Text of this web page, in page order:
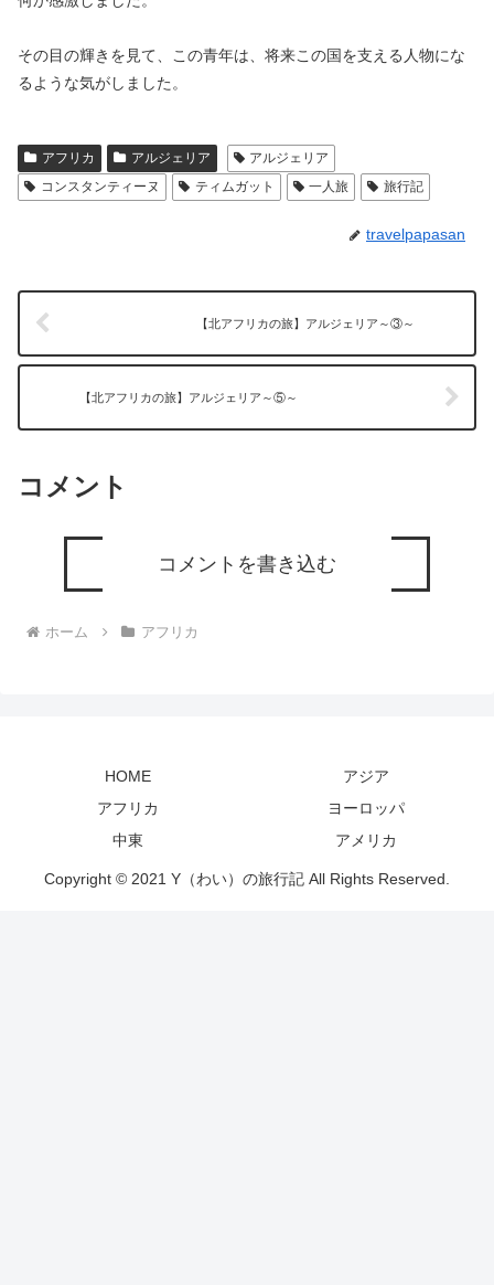
その目の輝きを見て、この青年は、将来この国を支える人物にな
るような気がしました。
アフリカ アルジェリア
アルジェリア
コンスタンティーヌ
ティムガット 一人旅 旅行記
travelpapasan
【北アフリカの旅】アルジェリア～③～
【北アフリカの旅】アルジェリア～⑤～
コメント
コメントを書き込む
ホーム アフリカ
HOME
アジア
アフリカ
ヨーロッパ
中東
アメリカ
Copyright © 2021 Y（わい）の旅行記 All Rights Reserved.